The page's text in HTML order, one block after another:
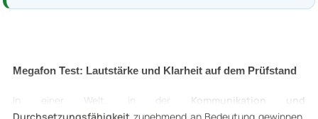
Megafon Test: Lautstärke und Klarheit auf dem Prüfstand
In einer Welt, in der Kommunikation und